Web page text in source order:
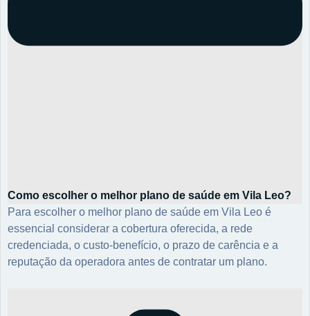
Como escolher o melhor plano de saúde em Vila Leo?
Para escolher o melhor plano de saúde em Vila Leo é
essencial considerar a cobertura oferecida, a rede
credenciada, o custo-benefício, o prazo de carência e a
reputação da operadora antes de contratar um plano.